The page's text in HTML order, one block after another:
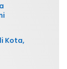
Kota,